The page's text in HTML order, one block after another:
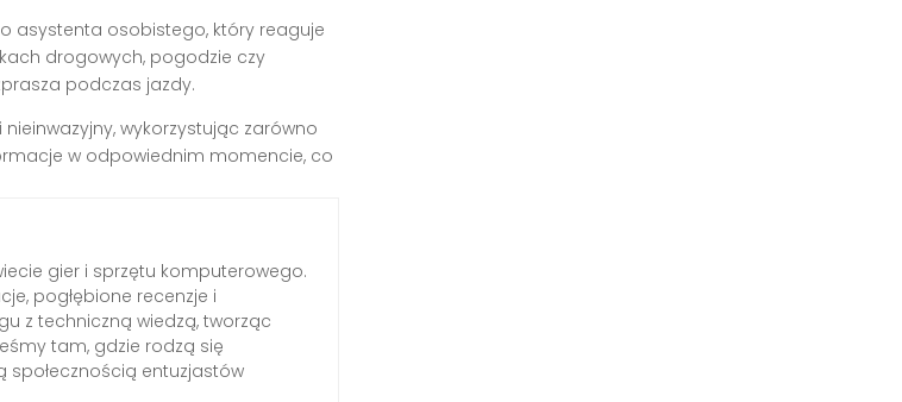
asystenta osobistego, który reaguje
drogowych, pogodzie czy
podczas jazdy.
wykorzystując zarówno
w odpowiednim momencie, co
gier i sprzętu komputerowego.
pogłębione recenzje i
z techniczną wiedzą, tworząc
tam, gdzie rodzą się
społecznością entuzjastów